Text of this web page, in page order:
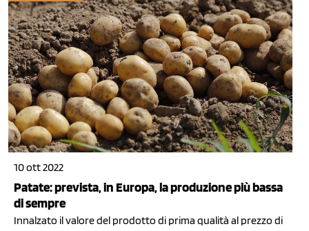
10 ott 2022
Patate: prevista, in Europa, la produzione più bassa
di sempre
Innalzato il valore del prodotto di prima qualità al prezzo di